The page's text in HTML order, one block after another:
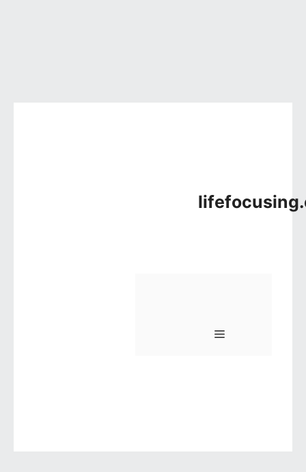
메뉴